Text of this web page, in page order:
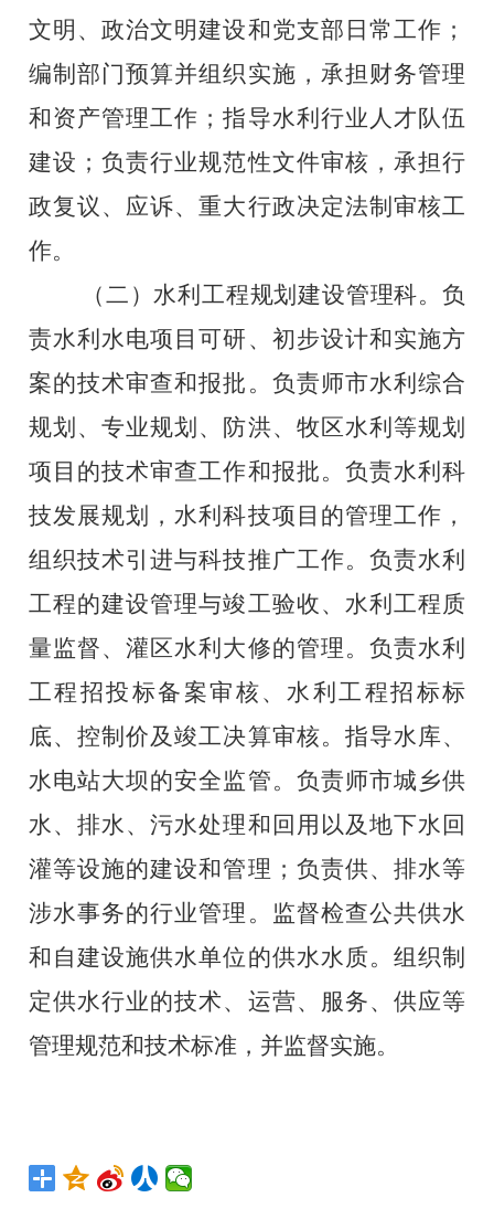
文明、政治文明建设和党支部日常工作；
编制部门预算并组织实施，承担财务管理
和资产管理工作；指导水利行业人才队伍
建设；负责行业规范性文件审核，承担行
政复议、应诉、重大行政决定法制审核工
作。
（二）水利工程规划建设管理科。 负
责水利水电项目可研、初步设计和实施方
案的技术审查和报批。负责师市水利综合
规划、专业规划、防洪、牧区水利等规划
项目的技术审查工作和报批。负责水利科
技发展规划，水利科技项目的管理工作，
组织技术引进与科技推广工作。负责水利
工程的建设管理与竣工验收、水利工程质
量监督、灌区水利大修的管理。负责水利
工程招投标备案审核、水利工程招标标
底、控制价及竣工决算审核。指导水库、
水电站大坝的安全监管。负责师市城乡供
水、排水、污水处理和回用以及地下水回
灌等设施的建设和管理；负责供、排水等
涉水事务的行业管理。监督检查公共供水
和自建设施供水单位的供水水质。组织制
定供水行业的技术、运营、服务、供应等
管理规范和技术标准，并监督实施。